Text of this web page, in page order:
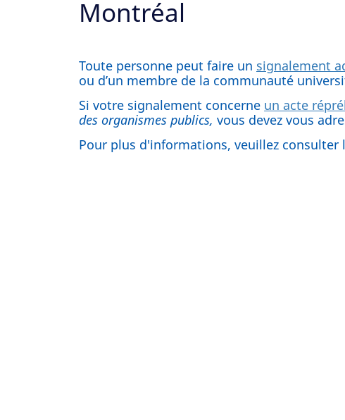
Montréal
Toute personne peut faire un signalement
ou d’un membre de la communauté
Si votre signalement concerne un acte
des organismes publics, vous devez vous
Pour plus d'informations, veuillez consulter